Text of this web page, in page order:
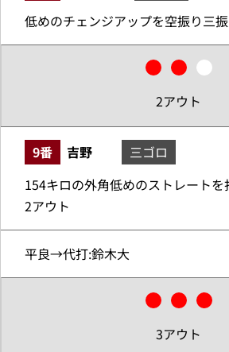
低めのチェンジアップを空振り三
2アウト
9番 吉野
三ゴロ
154キロの外角低めのストレートを
2アウト
平良→代打:鈴木大
3アウト